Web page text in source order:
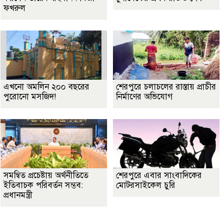
ফখরুল
এখনো অমলিন ২০০ বছরের
পুরোনো মসজিদ!
শেরপুরে চলাচলের রাস্তায় প্রাচীর
নির্মাণের অভিযোগ
সমন্বিত প্রচেষ্টায় অর্থনীতিতে
ইতিবাচক পরিবর্তন সম্ভব:
প্রধানমন্ত্রী
শেরপুরে এবার সাংবাদিকের
মোটরসাইকেল চুরি